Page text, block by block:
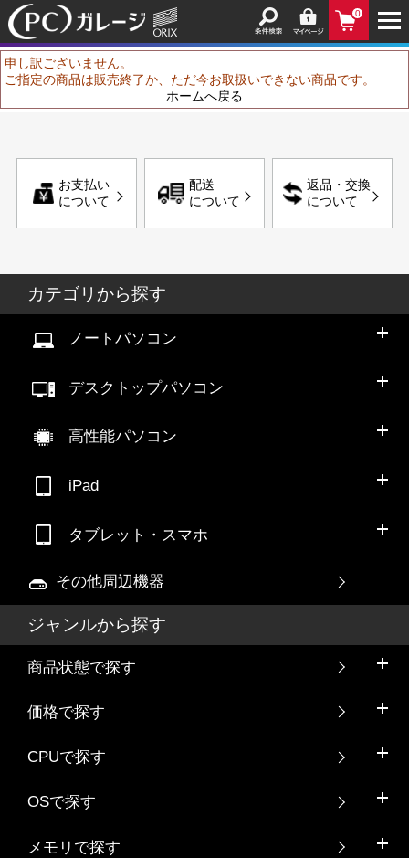
0
申し訳ございません。
ご指定の商品は販売終了か、ただ今お取扱いできない商品です。
ホームへ戻る
お支払い
について
配送
について
返品・交換
について
カテゴリから探す
ノートパソコン
デスクトップパソコン
高性能パソコン
iPad
タブレット・スマホ
その他周辺機器
ジャンルから探す
商品状態で探す
価格で探す
CPUで探す
OSで探す
メモリで探す